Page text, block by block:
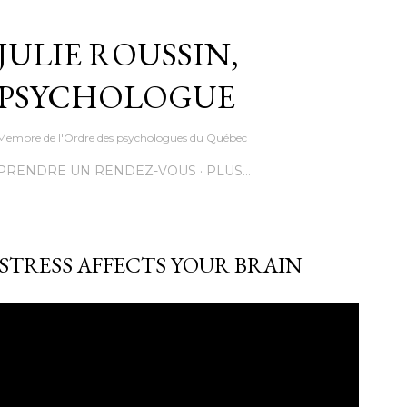
ROUSSIN,
de l'Ordre des psychologues du Québec
UN RENDEZ-VOUS PLUS…
AFFECTS YOUR BRAIN